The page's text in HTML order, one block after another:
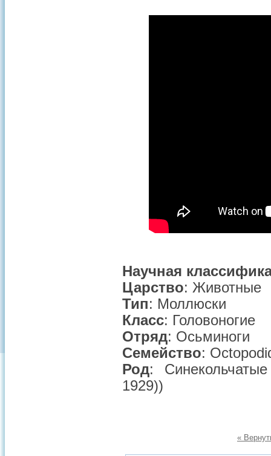
Научная
Царство: Животные
Тип: Моллюски
Класс: Головоногие
Отряд: Осьминоги
Семейство:
Род:
1929))
«